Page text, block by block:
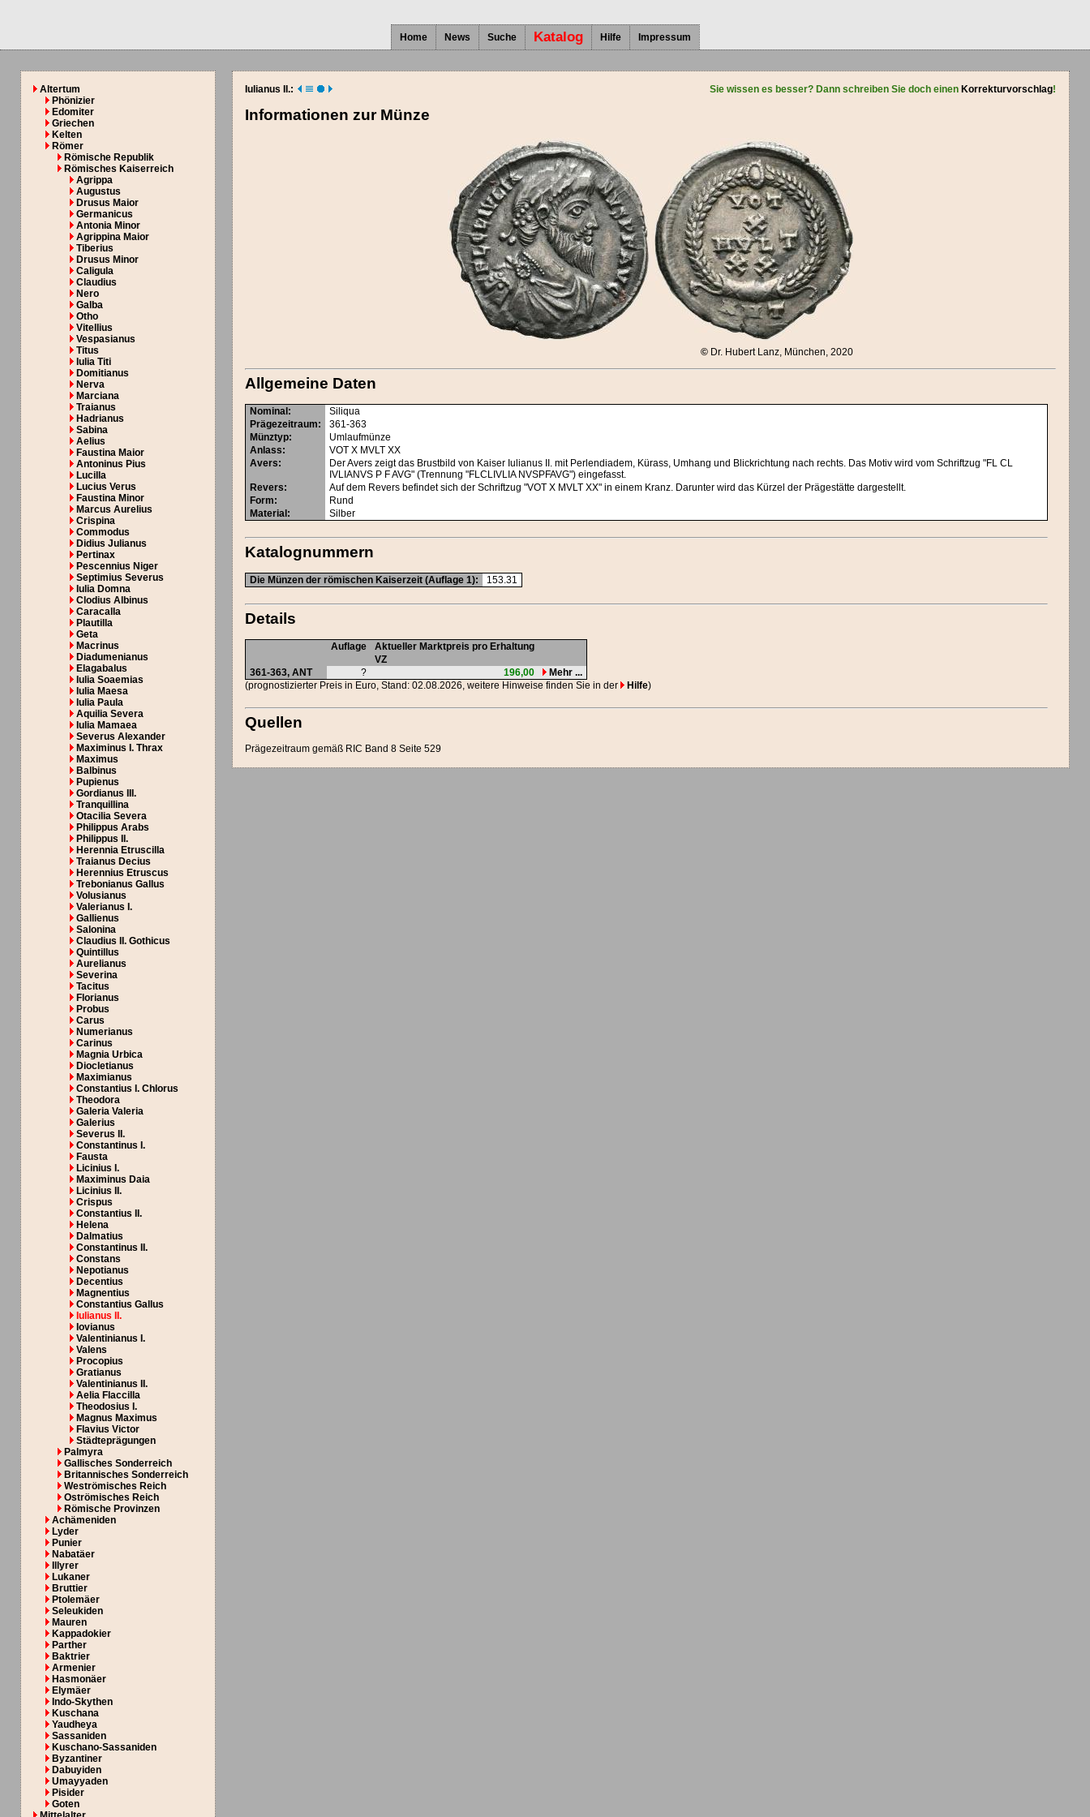
Home News Suche Katalog Hilfe Impressum
Altertum
Phönizier
Edomiter
Griechen
Kelten
Römer
Römische Republik
Römisches Kaiserreich
Agrippa
Augustus
Drusus Maior
Germanicus
Antonia Minor
Agrippina Maior
Tiberius
Drusus Minor
Caligula
Claudius
Nero
Galba
Otho
Vitellius
Vespasianus
Titus
Iulia Titi
Domitianus
Nerva
Marciana
Traianus
Hadrianus
Sabina
Aelius
Faustina Maior
Antoninus Pius
Lucilla
Lucius Verus
Faustina Minor
Marcus Aurelius
Crispina
Commodus
Didius Julianus
Pertinax
Pescennius Niger
Septimius Severus
Iulia Domna
Clodius Albinus
Caracalla
Plautilla
Geta
Macrinus
Diadumenianus
Elagabalus
Iulia Soaemias
Iulia Maesa
Iulia Paula
Aquilia Severa
Iulia Mamaea
Severus Alexander
Maximinus I. Thrax
Maximus
Balbinus
Pupienus
Gordianus III.
Tranquillina
Otacilia Severa
Philippus Arabs
Philippus II.
Herennia Etruscilla
Traianus Decius
Herennius Etruscus
Trebonianus Gallus
Volusianus
Valerianus I.
Gallienus
Salonina
Claudius II. Gothicus
Quintillus
Aurelianus
Severina
Tacitus
Florianus
Probus
Carus
Numerianus
Carinus
Magnia Urbica
Diocletianus
Maximianus
Constantius I. Chlorus
Theodora
Galeria Valeria
Galerius
Severus II.
Constantinus I.
Fausta
Licinius I.
Maximinus Daia
Licinius II.
Crispus
Constantius II.
Helena
Dalmatius
Constantinus II.
Constans
Nepotianus
Decentius
Magnentius
Constantius Gallus
Iulianus II.
Iovianus
Valentinianus I.
Valens
Procopius
Gratianus
Valentinianus II.
Aelia Flaccilla
Theodosius I.
Magnus Maximus
Flavius Victor
Städteprägungen
Palmyra
Gallisches Sonderreich
Britannisches Sonderreich
Weströmisches Reich
Oströmisches Reich
Römische Provinzen
Achämeniden
Lyder
Punier
Nabatäer
Illyrer
Lukaner
Bruttier
Ptolemäer
Seleukiden
Mauren
Kappadokier
Parther
Baktrier
Armenier
Hasmonäer
Elymäer
Indo-Skythen
Kuschana
Yaudheya
Sassaniden
Kuschano-Sassaniden
Byzantiner
Dabuyiden
Umayyaden
Pisider
Goten
Iulianus II.: Sie wissen es besser? Dann schreiben Sie doch einen Korrekturvorschlag!
Informationen zur Münze
© Dr. Hubert Lanz, München, 2020
Allgemeine Daten
Nominal :
Siliqua
Prägezeitraum:
361-363
Münztyp:
Umlaufmünze
Anlass:
VOT X MVLT XX
Avers:
Der Avers zeigt das Brustbild von Kaiser Iulianus II. mit Perlendiadem, Kürass, Umhang und Blickrichtung nach rechts. Das Motiv wird vom Schriftzug "FL CL
IVLIANVS P F AVG" (Trennung "FLCLIVLIA NVSPFAVG") eingefasst.
Revers:
Auf dem Revers befindet sich der Schriftzug "VOT X MVLT XX" in einem Kranz. Darunter wird das Kürzel der Prägestätte dargestellt.
Form:
Rund
Material : Silber
Katalognummern
Die Münzen der römischen Kaiserzeit (Auflage 1): 153.31
Details
Auflage
Aktueller Marktpreis pro Erhaltung
VZ
361-363,ANT ? 196,00
Mehr ...
(prognostizierter Preis in Euro, Stand: 02.08.2026, weitere Hinweise finden Sie in der
Hilfe)
Quellen
Prägezeitraum gemäß RIC Band 8 Seite 529